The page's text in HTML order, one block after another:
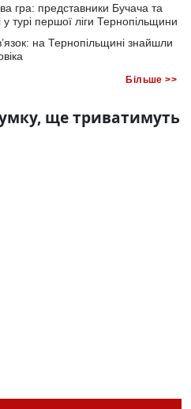
гра: представники Бучача та
турі першої ліги Тернопільщини
на Тернопільщині знайшли
Більше >>
ще триватимуть